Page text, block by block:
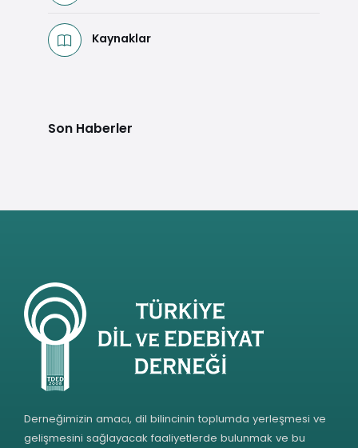
Kaynaklar
Son Haberler
Derneğimizin amacı, dil bilincinin toplumda yerleşmesi ve
gelişmesini sağlayacak faaliyetlerde bulunmak ve bu